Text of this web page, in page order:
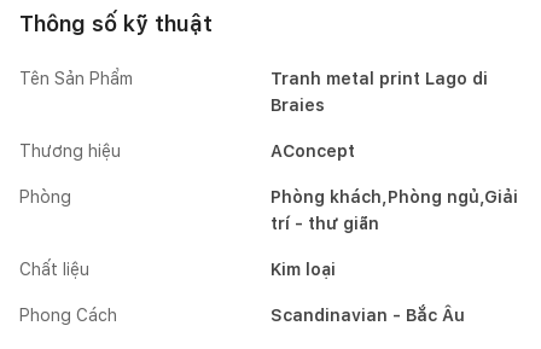
Thông số kỹ thuật
Tên Sản Phẩm
Tranh metal print Lago di
Braies
Thương hiệu AConcept
Phòng
Phòng khách,Phòng ngủ,Giải
trí - thư giãn
Chất liệu Kim loại
Phong Cách Scandinavian - Bắc Âu